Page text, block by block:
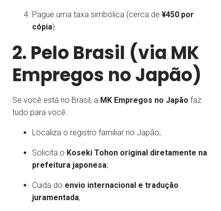
Pague uma taxa simbólica (cerca de ¥450 por
cópia).
2. Pelo Brasil (via MK
Empregos no Japão)
Se você está no Brasil, a MK Empregos no Japão faz
tudo para você:
Localiza o registro familiar no Japão;
Solicita o Koseki Tohon original diretamente na
prefeitura japonesa;
Cuida do envio internacional e tradução
juramentada;